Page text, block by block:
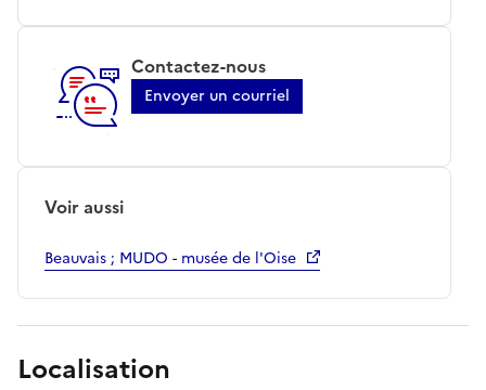
Contactez-nous
Envoyer un courriel
Voir aussi
Beauvais ; MUDO - musée de l'Oise
Localisation